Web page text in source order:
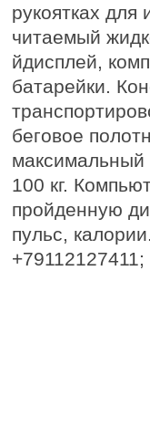
рукоятках для
читаемый
йдисплей,
батарейки.
беговое
максимальный
100 кг.
пройденную
пульс,